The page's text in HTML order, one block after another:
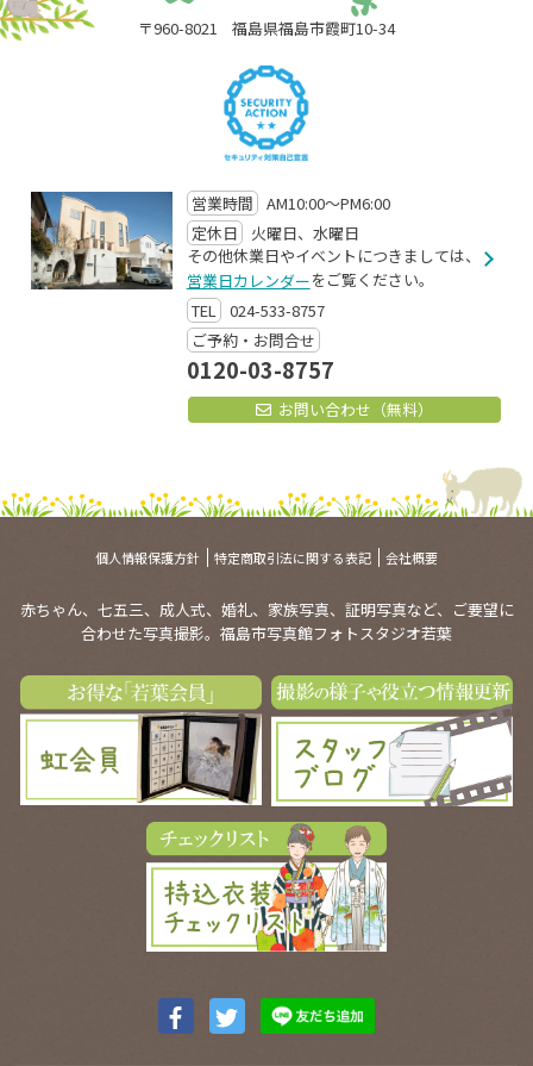
〒960-8021 福島県福島市霞町10-34
営業時間
AM10:00～PM6:00
定休日
火曜日、水曜日
その他休業日やイベントにつきましては、
営業日カレンダーをご覧ください。
TEL
024-533-8757
ご予約・お問合せ
0120-03-8757
お問い合わせ（無料）
個人情報保護方針 特定商取引法に関する表記 会社概要
赤ちゃん、七五三、成人式、婚礼、家族写真、証明写真など、ご要望に
合わせた写真撮影。福島市写真館フォトスタジオ若葉
Facebook
Twitter